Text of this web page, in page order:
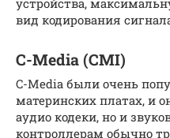
вид кодирования
C-Media (CMI)
C-Media были очень
материнских платах, и
аудио кодеки, но и
контроллерам обычно